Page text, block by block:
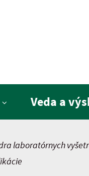
Veda a
laboratórnych